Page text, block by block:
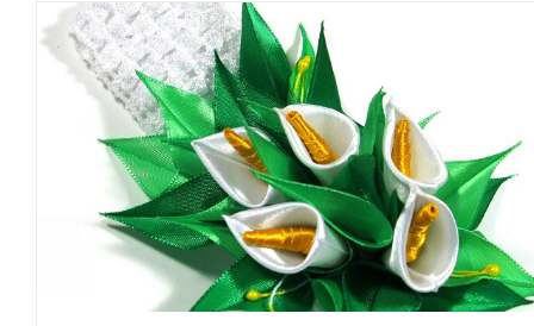
Ниткография для начинающих, нетрадиционные техники
рисования, изонить картины и схемы
ВЫШИВКА